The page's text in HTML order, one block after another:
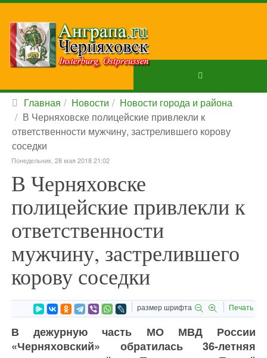
Главная Новости
Новости города и района
В Черняховске полицейские привлекли к
ответственности мужчину, застрелившего корову
соседки
Понедельник, 28 мая 2018 21:02
В Черняховске
полицейские привлекли к
ответственности
мужчину, застрелившего
корову соседки
размер шрифта Печать
В дежурную часть МО МВД России
«Черняховский» обратилась 36-летняя